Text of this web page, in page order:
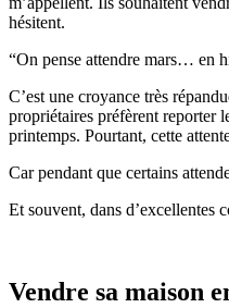
hésitent.
“On pense attendre mars… en
C’est une croyance très
propriétaires préfèrent reporter
printemps. Pourtant, cette
Car pendant que certains
Et souvent, dans d’excellentes
Vendre sa maison